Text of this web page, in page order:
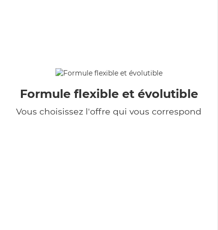
Formule flexible et évolutible
Vous choisissez l'offre qui vous correspond